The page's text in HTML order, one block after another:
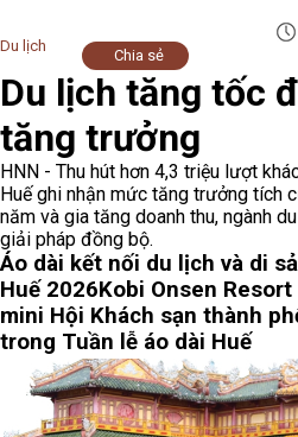
Du lịch
Chia sẻ
Du lịch tăng tốc
tăng trưởng
HNN - Thu hút hơn 4,3 triệu lượt
Huế ghi nhận mức tăng trưởng tích
năm và gia tăng doanh thu, ngành
giải pháp đồng bộ.
Áo dài kết nối du lịch và di
Huế 2026Kobi Onsen
mini Hội Khách sạn thành
trong Tuần lễ áo dài Huế